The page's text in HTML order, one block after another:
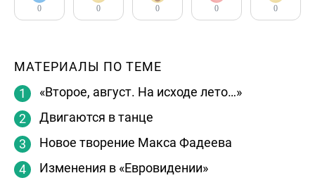
0 0 0 0 0
МАТЕРИАЛЫ ПО ТЕМЕ
«Второе, август. На исходе лето…»
Двигаются в танце
Новое творение Макса Фадеева
Изменения в «Евровидении»